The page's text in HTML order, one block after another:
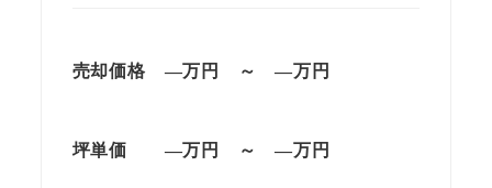
売却価格 —万円 ～—万円
坪単価 —万円 ～—万円